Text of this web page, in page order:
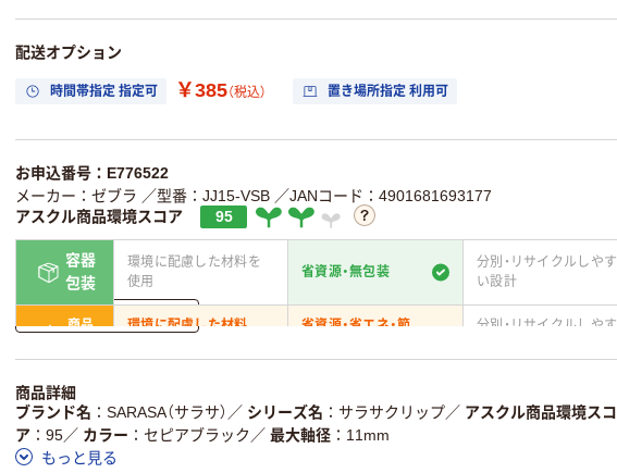
配送オプション
時間帯指定 指定可 ￥385（税込） 置き場所指定 利用可
お申込番号：E776522
メーカー：ゼブラ ／型番：JJ15-VSB ／JANコード：4901681693177
アスクル商品環境スコア
95
容器
包装
環境に配慮した材料を
使用
省資源・無包装
分別・リサイクルしやす
い設計
商品
環境に配慮した材料
省資源・省エネ・節
分別・リサイクルしやす
仕組
ある
いる
削減
この商品の環境配慮ポイントです。詳しくはページ下部の商品詳細「
ア詳細／加点項目
詳しく見る
商品詳細
ブランド名
SARASA（サラサ） ／ シリーズ名 サラサクリップ／ アスクル商品環境スコ
ア
95／ カラー セピアブラック ／ 最大軸径
11mm
もっと見る